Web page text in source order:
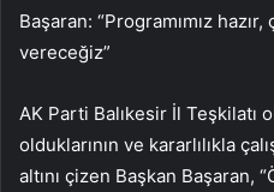
Başaran: “Programımız hazır,
vereceğiz”
AK Parti Balıkesir İl Teşkilatı
olduklarının ve kararlılıkla
altını çizen Başkan Başaran,